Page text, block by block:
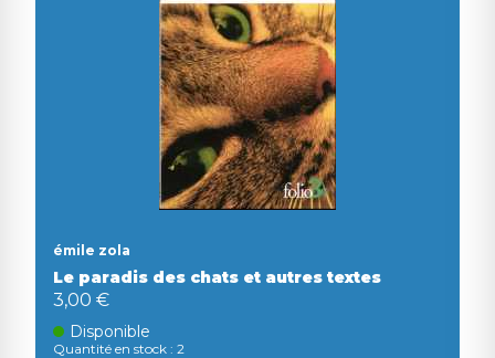
émile zola
Le paradis des chats et autres textes
3,00 €
Disponible
Quantité en stock : 2